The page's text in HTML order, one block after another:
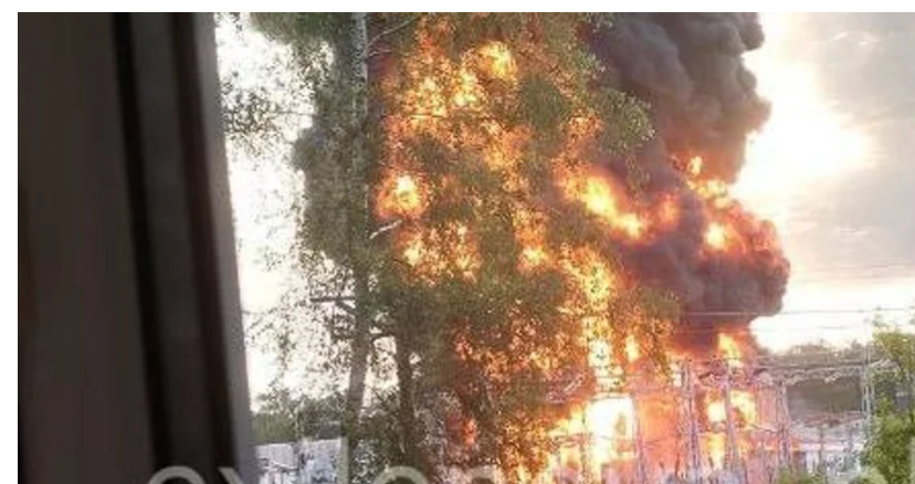
Telegram-канал Exilnova
У росії заявили про атаку десятків українських дронів. Атаки фіксували на об’єкти, зокрема, у
відзвітувалопро знищення та перехоплення в ніч проти 4 липня 48 українських
26 — над територією Ростовської області;
12 — над територією Курської області;
6 — над територією Бєлгородської області;
3 — над територією Орловської області;
1 — над територією Липецької області.